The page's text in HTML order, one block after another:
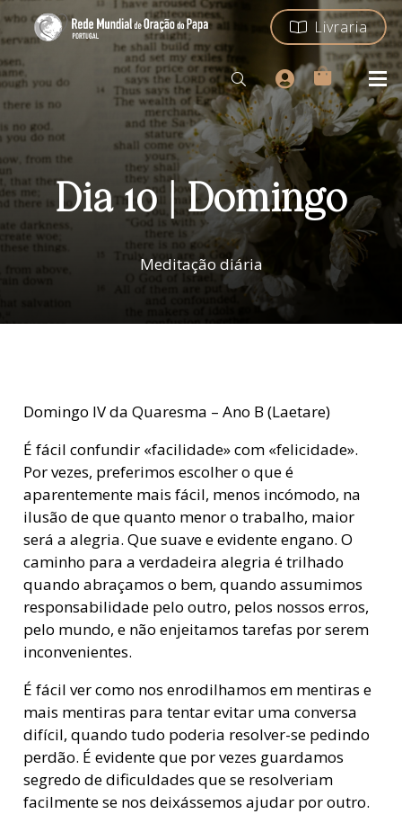
Livraria
Dia 10 | Domingo
Meditação diária
Domingo IV da Quaresma – Ano B (Laetare)
É fácil confundir «facilidade» com «felicidade».
Por vezes, preferimos escolher o que é
aparentemente mais fácil, menos incómodo, na
ilusão de que quanto menor o trabalho, maior
será a alegria. Que suave e evidente engano. O
caminho para a verdadeira alegria é trilhado
quando abraçamos o bem, quando assumimos
responsabilidade pelo outro, pelos nossos erros,
pelo mundo, e não enjeitamos tarefas por serem
inconvenientes.
É fácil ver como nos enrodilhamos em mentiras e
mais mentiras para tentar evitar uma conversa
difícil, quando tudo poderia resolver-se pedindo
perdão. É evidente que por vezes guardamos
segredo de dificuldades que se resolveriam
facilmente se nos deixássemos ajudar por outro.